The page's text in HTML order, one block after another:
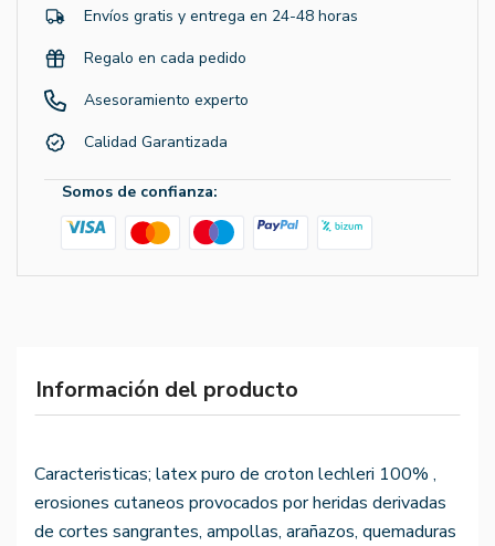
Envíos gratis y entrega en 24-48 horas
Regalo en cada pedido
Asesoramiento experto
Calidad Garantizada
Somos de confianza:
Información del producto
Caracteristicas; latex puro de croton lechleri 100% ,
erosiones cutaneos provocados por heridas derivadas
de cortes sangrantes, ampollas, arañazos, quemaduras